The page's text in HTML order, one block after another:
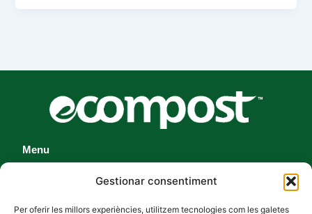
Gestionar consentiment
Per oferir les millors experiències, utilitzem tecnologies com les galetes
Menu